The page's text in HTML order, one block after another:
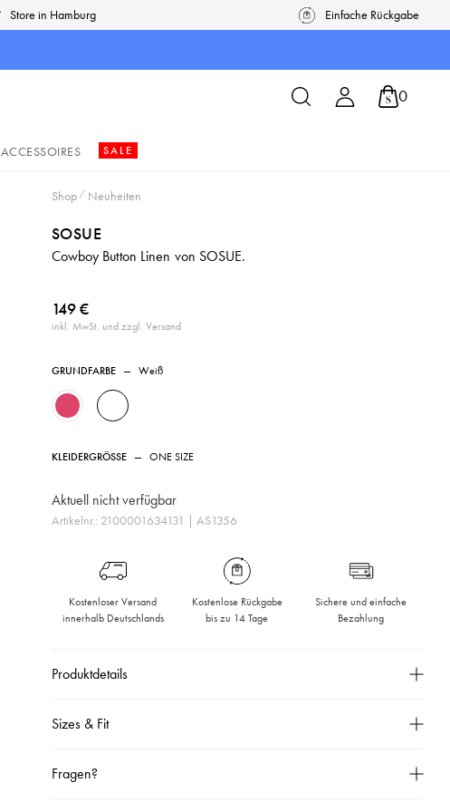
Store in Hamburg Einfache Rückgabe
0
ACCESSOIRES SALE
Shop / Neuheiten
SOSUE
Cowboy Button Linen von SOSUE.
149 €
inkl. MwSt. und zzgl. Versand
GRUNDFARBE — Weiß
KLEIDERGRÖSSE — ONE SIZE
Aktuell nicht verfügbar
Artikelnr.: 2100001634131 | AS1356
Kostenloser Versand
innerhalb Deutschlands
Kostenlose Rückgabe
bis zu 14 Tage
Sichere und einfache
Bezahlung
Produktdetails
Cowboy Button Linen.
Rundhalssauschnitt,
Sizes & Fit
Fragen?